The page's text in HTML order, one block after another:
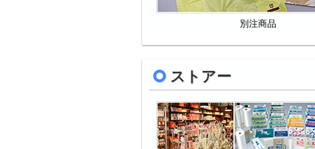
別注商品
ストアー